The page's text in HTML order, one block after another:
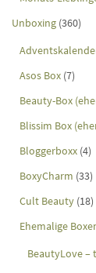
Unboxing (360)
Asos Box (7)
Beauty-Box
Blissim Box
Bloggerboxx (4)
BoxyCharm (33)
Cult Beauty (18)
Ehemalige
BeautyLove –